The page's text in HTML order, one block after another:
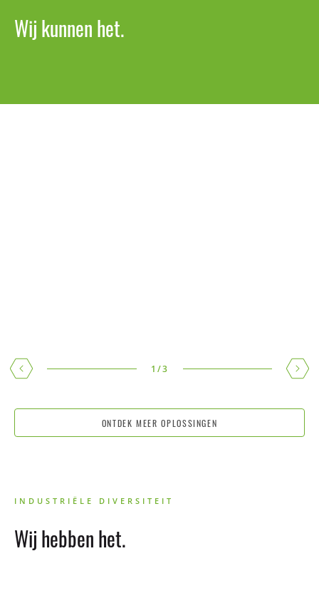
Wij kunnen het.
1 /3
ONTDEK MEER OPLOSSINGEN
INDUSTRIËLE DIVERSITEIT
Wij hebben het.